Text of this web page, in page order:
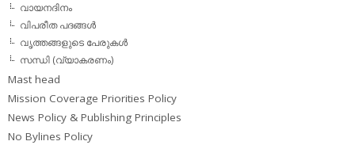
വായനദിനം
വിപരീത പദങ്ങള്‍
വൃത്തങ്ങളുടെ പേരുകള്‍
സന്ധി (വ്യാകരണം)
Mast head
Mission Coverage Priorities Policy
News Policy & Publishing Principles
No Bylines Policy